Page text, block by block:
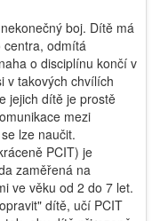
boj. Dítě má
odmítá
o disciplínu končí v
v takových chvílích
jejich dítě je prostě
mezi
lze naučit.
PCIT) je
zaměřená na
ve věku od 2 do 7 let.
dítě, učí PCIT